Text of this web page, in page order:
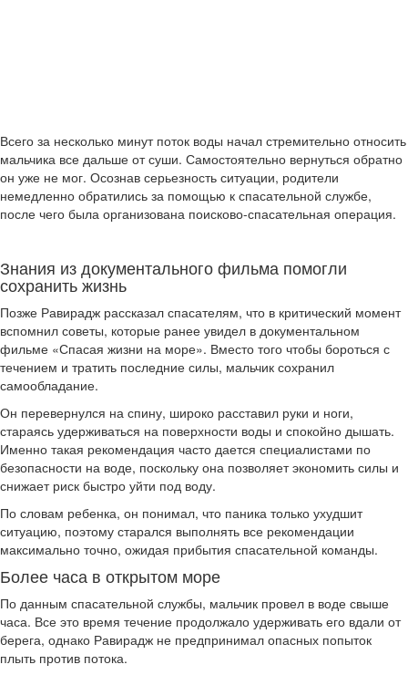
Всего за несколько минут поток воды начал стремительно относить
мальчика все дальше от суши. Самостоятельно вернуться обратно
он уже не мог. Осознав серьезность ситуации, родители
немедленно обратились за помощью к спасательной службе,
после чего была организована поисково-спасательная операция.
Знания из документального фильма помогли
сохранить жизнь
Позже Равирадж рассказал спасателям, что в критический момент
вспомнил советы, которые ранее увидел в документальном
фильме «Спасая жизни на море». Вместо того чтобы бороться с
течением и тратить последние силы, мальчик сохранил
самообладание.
Он перевернулся на спину, широко расставил руки и ноги,
стараясь удерживаться на поверхности воды и спокойно дышать.
Именно такая рекомендация часто дается специалистами по
безопасности на воде, поскольку она позволяет экономить силы и
снижает риск быстро уйти под воду.
По словам ребенка, он понимал, что паника только ухудшит
ситуацию, поэтому старался выполнять все рекомендации
максимально точно, ожидая прибытия спасательной команды.
Более часа в открытом море
По данным спасательной службы, мальчик провел в воде свыше
часа. Все это время течение продолжало удерживать его вдали от
берега, однако Равирадж не предпринимал опасных попыток
плыть против потока.